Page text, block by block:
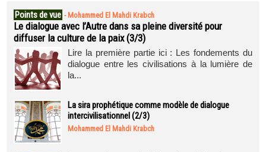
Points de vue - Mohammed El Mahdi Krabch
Le dialogue avec l’Autre dans sa pleine diversité pour
diffuser la culture de la paix (3/3)
Lire la première partie ici : Les fondements du
dialogue entre les civilisations à la lumière de
la...
La sira prophétique comme modèle de dialogue
intercivilisationnel (2/3)
Mohammed El Mahdi Krabch